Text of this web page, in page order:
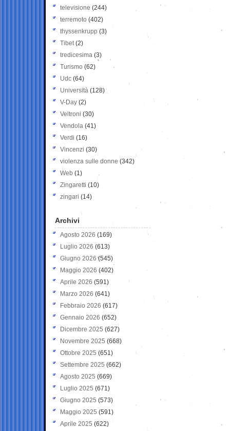
televisione(244)
terremoto (402)
thyssenkrupp (3)
Tibet(2)
tredicesima (3)
Turismo (62)
Udc (64)
Università (128)
V-Day (2)
Veltroni (30)
Vendola (41)
Verdi (16)
Vincenzi (30)
violenza sulle donne (342)
Web (1)
Zingaretti (10)
zingari (14)
Archivi
Agosto 2026 (169)
Luglio 2026 (613)
Giugno 2026 (545)
Maggio 2026 (402)
Aprile 2026 (591)
Marzo 2026 (641)
Febbraio 2026 (617)
Gennaio 2026 (652)
Dicembre 2025 (627)
Novembre 2025 (668)
Ottobre 2025 (651)
Settembre 2025 (662)
Agosto 2025 (669)
Luglio 2025 (671)
Giugno 2025 (573)
Maggio 2025 (591)
Aprile 2025 (622)